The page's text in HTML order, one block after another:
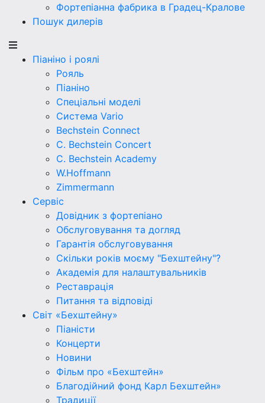
Фортепіанна фабрика в Градец-Кралове
Пошук дилерів
Піаніно і роялі
Рояль
Піаніно
Спеціальні моделі
Система Vario
Bechstein Connect
C. Bechstein Concert
C. Bechstein Academy
W.Hoffmann
Zimmermann
Сервіс
Довідник з фортепіано
Обслуговування та догляд
Гарантія обслуговування
Скільки років моєму "Бехштейну"?
Академія для налаштувальників
Реставрація
Питання та відповіді
Світ «Бехштейну»
Піаністи
Концерти
Новини
Фільм про «Бехштейн»
Благодійний фонд Карл Бехштейн»
Традиції